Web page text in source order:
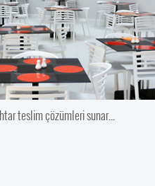
teslim çözümleri sunar...